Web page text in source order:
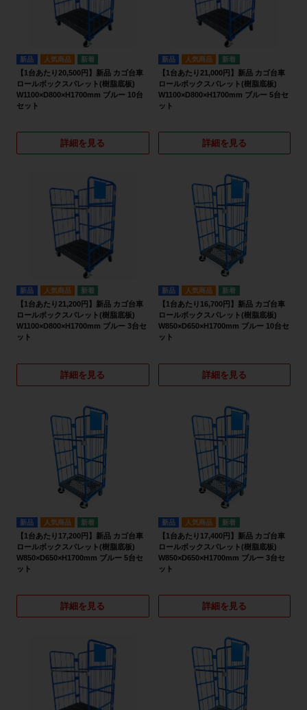
新品 人気商品
【1台あたり20,500円】新品 カゴ台車
ロールボックスパレット(樹脂底板)
W1100×D800×H1700mm ブルー 10台
セット
詳細を見る
新品 人気商品
【1台あたり21,000円】新品 カゴ台車
ロールボックスパレット(樹脂底板)
W1100×D800×H1700mm ブルー 5台セ
ット
詳細を見る
新品 人気商品
【1台あたり21,200円】新品 カゴ台車
ロールボックスパレット(樹脂底板)
W1100×D800×H1700mm ブルー 3台セ
ット
詳細を見る
新品 人気商品
【1台あたり16,700円】新品 カゴ台車
ロールボックスパレット(樹脂底板)
W850×D650×H1700mm ブルー 10台セ
ット
詳細を見る
新品 人気商品
【1台あたり17,200円】新品 カゴ台車
ロールボックスパレット(樹脂底板)
W850×D650×H1700mm ブルー 5台セ
ット
詳細を見る
新品 人気商品
【1台あたり17,400円】新品 カゴ台車
ロールボックスパレット(樹脂底板)
W850×D650×H1700mm ブルー 3台セ
ット
詳細を見る